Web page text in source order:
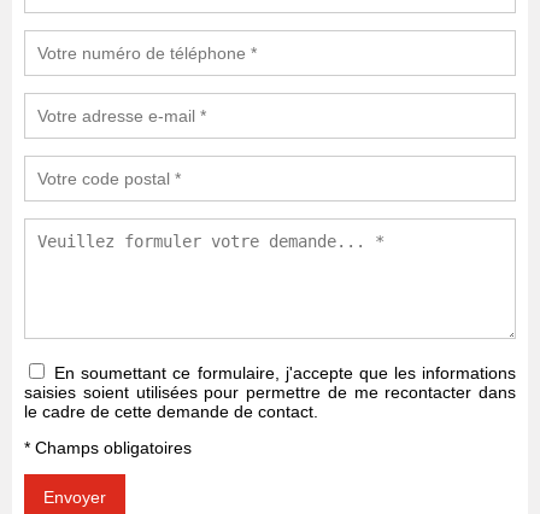
En soumettant ce formulaire, j'accepte que les informations
saisies soient utilisées pour permettre de me recontacter dans
le cadre de cette demande de contact.
* Champs obligatoires